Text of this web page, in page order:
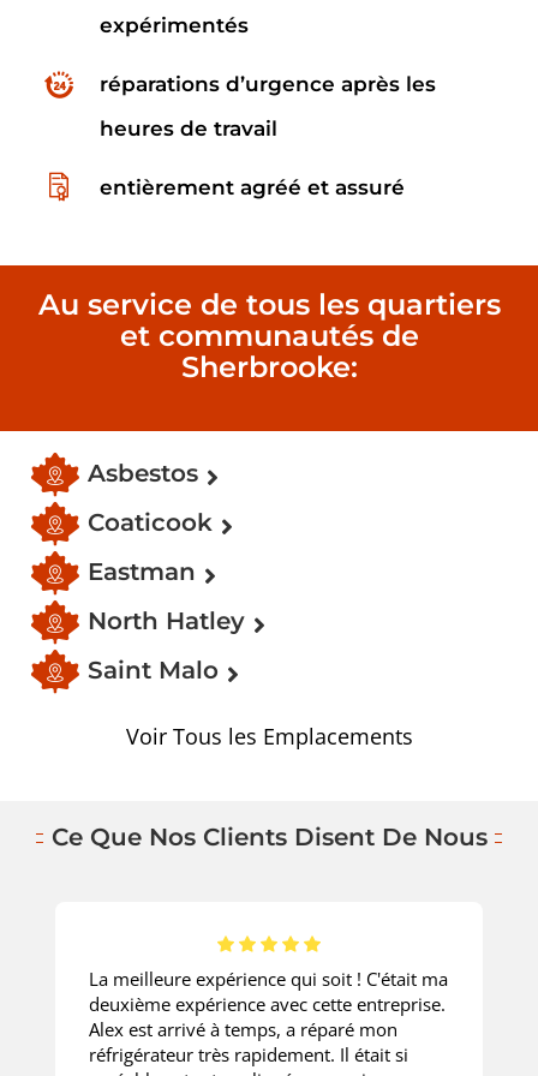
expérimentés
réparations d’urgence après les
heures de travail
entièrement agréé et assuré
Au service de tous les quartiers
et communautés de
Sherbrooke:
Asbestos
Coaticook
Eastman
North Hatley
Saint Malo
Voir Tous les Emplacements
Ce Que Nos Clients Disent De Nous
La meilleure expérience qui soit ! C'était ma
deuxième expérience avec cette entreprise.
Alex est arrivé à temps, a réparé mon
réfrigérateur très rapidement. Il était si